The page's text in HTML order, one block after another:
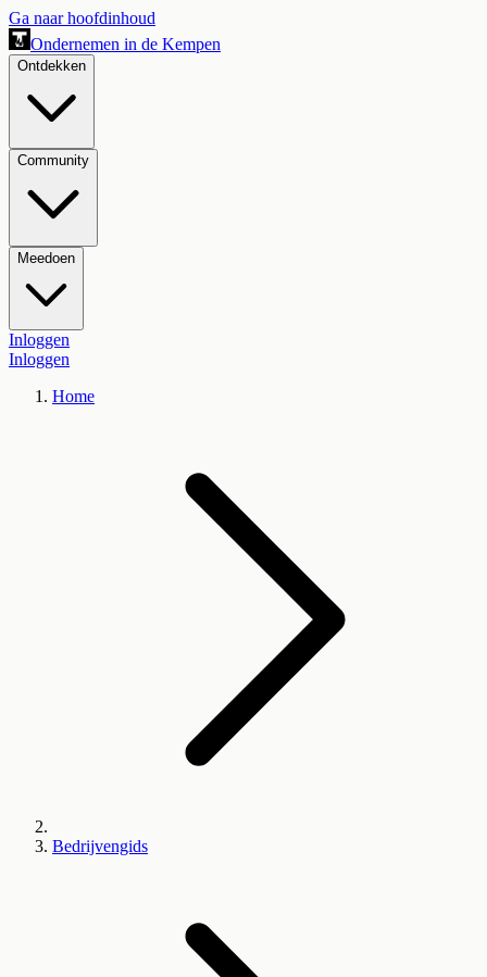
Ga naar hoofdinhoud
Ondernemen in de Kempen
Ontdekken
Community
Meedoen
Inloggen
Inloggen
Home
Bedrijvengids